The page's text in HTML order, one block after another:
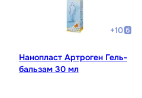
+10
Нанопласт Артроген Гель-
бальзам 30 мл